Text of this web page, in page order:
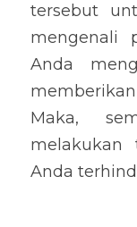
tersebut
mengenali
Anda
Maka,
melakukan
Anda